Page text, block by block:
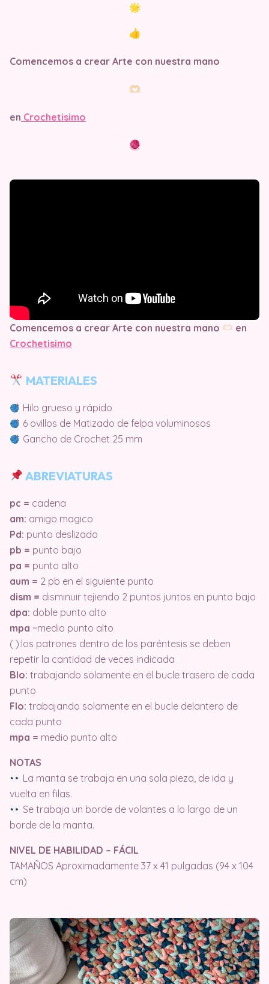
Comencemos a crear Arte con nuestra mano
en Crochetisimo
Comencemos a crear Arte con nuestra mano
en
Crochetisimo
MATERIALES
Hilo grueso y rápido
6 ovillos de Matizado de felpa voluminosos
Gancho de Crochet 25 mm
ABREVIATURAS
pc = cadena
am: amigo magico
Pd: punto deslizado
pb = punto bajo
pa = punto alto
aum = 2 pb en el siguiente punto
dism = disminuir tejiendo 2 puntos juntos en punto bajo
dpa: doble punto alto
mpa =medio punto alto
( ):los patrones dentro de los paréntesis se deben
repetir la cantidad de veces indicada
Blo: trabajando solamente en el bucle trasero de cada
punto
Flo: trabajando solamente en el bucle delantero de
cada punto
mpa = medio punto alto
NOTAS
La manta se trabaja en una sola pieza, de ida y
vuelta en filas.
Se trabaja un borde de volantes a lo largo de un
borde de la manta.
NIVEL DE HABILIDAD – FÁCIL
TAMAÑOS Aproximadamente 37 x 41 pulgadas (94 x 104
cm)